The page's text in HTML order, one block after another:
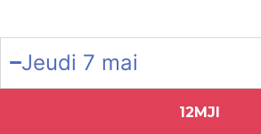
Jeudi 7 mai
12MJI